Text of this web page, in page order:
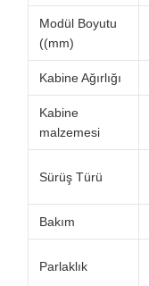
Modül Boyutu
((mm)
Kabine Ağırlığı
Kabine
malzemesi
Sürüş Türü
Bakım
Parlaklık